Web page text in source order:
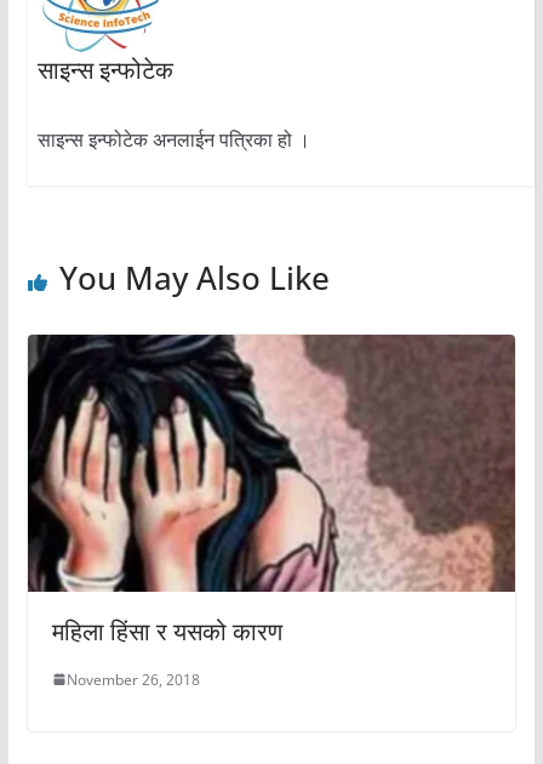
साइन्स इन्फोटेक
साइन्स इन्फोटेक अनलाईन पत्रिका हो ।
You May Also Like
महिला हिंसा र यसको कारण
November 26, 2018